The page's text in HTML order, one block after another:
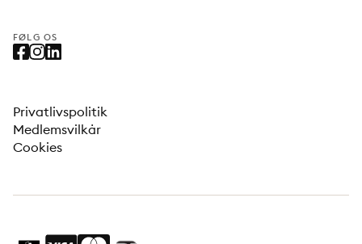
FØLG OS
Privatlivspolitik
Medlemsvilkår
Cookies